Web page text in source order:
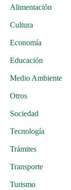
Alimentación
Cultura
Economía
Educación
Medio Ambiente
Otros
Sociedad
Tecnología
Trámites
Transporte
Turismo